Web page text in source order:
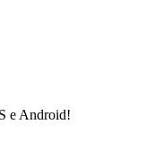
e Android!